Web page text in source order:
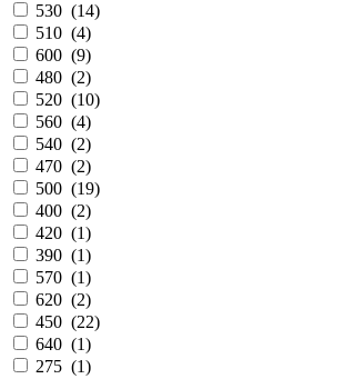
530 (14)
510 (4)
600 (9)
480 (2)
520 (10)
560 (4)
540 (2)
470 (2)
500 (19)
400 (2)
420 (1)
390 (1)
570 (1)
620 (2)
450 (22)
640 (1)
275 (1)